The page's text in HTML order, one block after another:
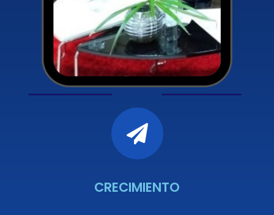
CRECIMIENTO